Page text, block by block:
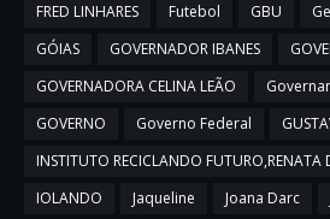
FRED LINHARES
Futebol GBU
GÓIAS
GOVERNADOR IBANES
GOVERNADORA CELINA LEÃO
GOVERNO
Governo Federal
INSTITUTO RECICLANDO FUTURO,RENATA
IOLANDO
Jaqueline Joana Darc